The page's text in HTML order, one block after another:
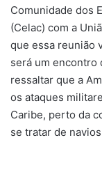
Comunidade dos
(Celac) com a
que essa reunião
será um encontro
ressaltar que a
os ataques
Caribe, perto da
se tratar de